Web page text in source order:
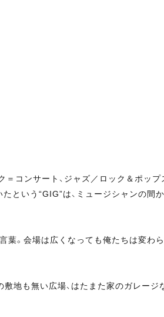
ンサート、ジャズ／ロック＆ポップ
という“GIG”は、ミュージシャンの間
。会場は広くなっても俺たちは変わら
地も無い広場、はたまた家のガレージ